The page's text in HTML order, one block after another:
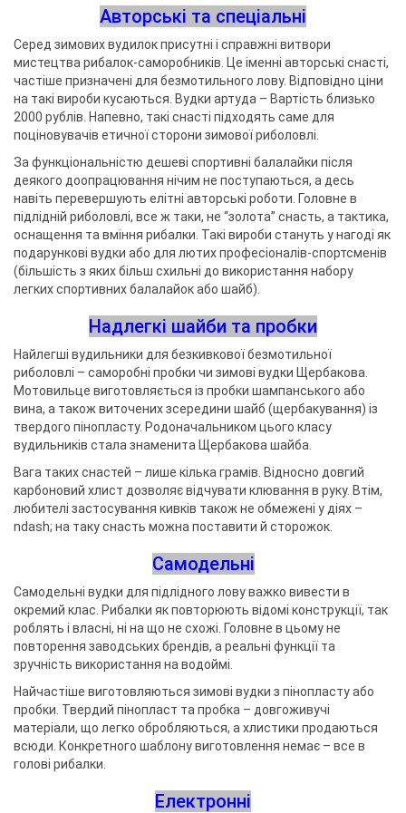
Авторські та спеціальні
Серед зимових вудилок присутні і справжні витвори
мистецтва рибалок-саморобників. Це іменні авторські снасті,
частіше призначені для безмотильного лову. Відповідно ціни
на такі вироби кусаються. Вудки артуда – Вартість близько
2000 рублів. Напевно, такі снасті підходять саме для
поціновувачів етичної сторони зимової риболовлі.
За функціональністю дешеві спортивні балалайки після
деякого доопрацювання нічим не поступаються, а десь
навіть перевершують елітні авторські роботи. Головне в
підлідній риболовлі, все ж таки, не “золота” снасть, а тактика,
оснащення та вміння рибалки. Такі вироби стануть у нагоді як
подарункові вудки або для лютих професіоналів-спортсменів
(більшість з яких більш схильні до використання набору
легких спортивних балалайок або шайб).
Надлегкі шайби та пробки
Найлегші вудильники для безкивкової безмотильної
риболовлі – саморобні пробки чи зимові вудки Щербакова.
Мотовильце виготовляється із пробки шампанського або
вина, а також виточених зсередини шайб (щербакування) із
твердого пінопласту. Родоначальником цього класу
вудильників стала знаменита Щербакова шайба.
Вага таких снастей – лише кілька грамів. Відносно довгий
карбоновий хлист дозволяє відчувати клювання в руку. Втім,
любителі застосування кивків також не обмежені у діях –
ndash; на таку снасть можна поставити й сторожок.
Самодельні
Самодельні вудки для підлідного лову важко вивести в
окремий клас. Рибалки як повторюють відомі конструкції, так
роблять і власні, ні на що не схожі. Головне в цьому не
повторення заводських брендів, а реальні функції та
зручність використання на водоймі.
Найчастіше виготовляються зимові вудки з пінопласту або
пробки. Твердий пінопласт та пробка – довгоживучі
матеріали, що легко обробляються, а хлистики продаються
всюди. Конкретного шаблону виготовлення немає – все в
голові рибалки.
Електронні